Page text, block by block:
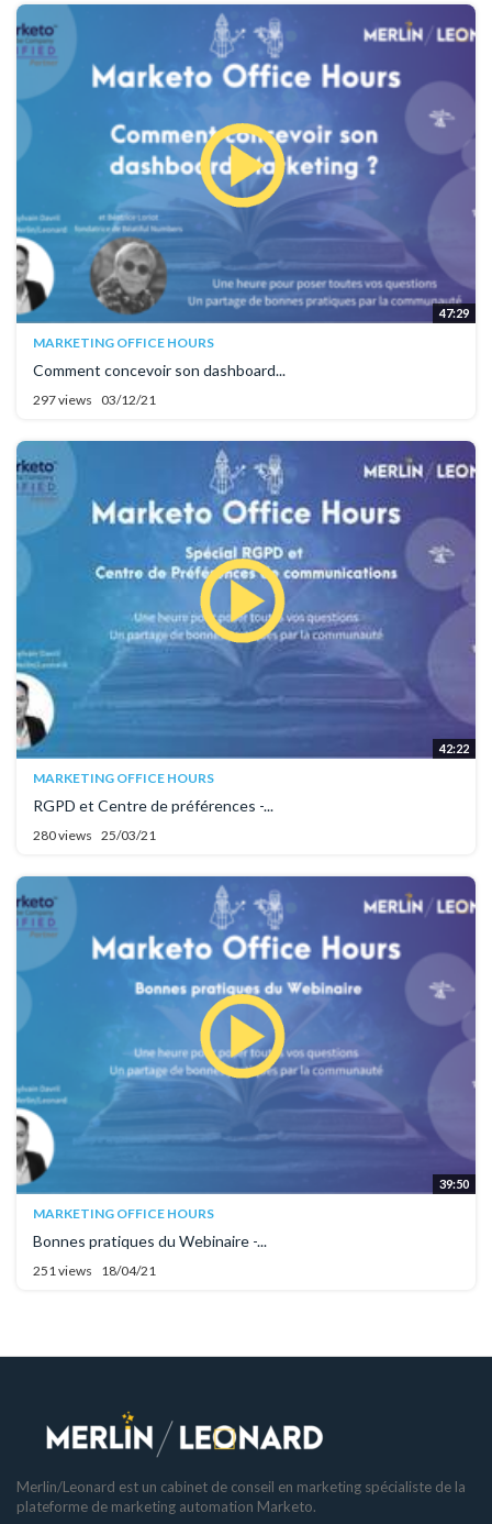
47:29
MARKETING OFFICE HOURS
Comment concevoir son dashboard...
297 views 03/12/21
42:22
MARKETING OFFICE HOURS
RGPD et Centre de préférences -...
280 views 25/03/21
39:50
MARKETING OFFICE HOURS
Bonnes pratiques du Webinaire -...
251 views 18/04/21
Merlin/Leonard est un cabinet de conseil en marketing spécialiste de la
plateforme de marketing automation Marketo.